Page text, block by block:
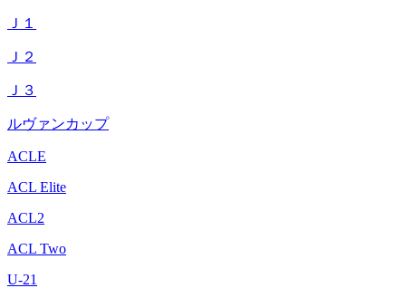
Ｊ１
Ｊ２
Ｊ３
ルヴァンカップ
ACLE
ACL Elite
ACL2
ACL Two
U-21